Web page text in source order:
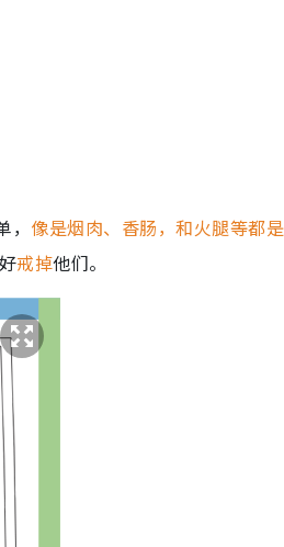
像是烟肉、香肠，和火腿等都
戒掉他们。